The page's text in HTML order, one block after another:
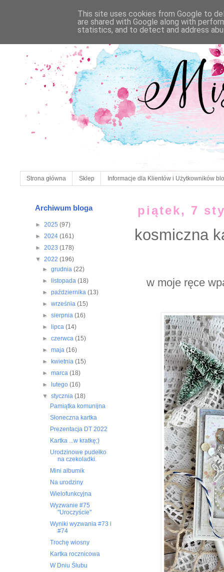
Strona główna Sklep Informacje dla Klientów i Użytkowników
piątek, 7
kosmiczna
w moje ręce
Archiwum bloga
► 2025 (97)
► 2024 (161)
► 2023 (178)
▼ 2022 (196)
►grudnia(22)
►
listopada(18)
►października(13)
►września(15)
►sierpnia(16)
►
lipca(14)
►czerwca(15)
►maja(16)
►
kwietnia(15)
►marca(18)
►
lutego(16)
▼stycznia(18)
Pamiątka komunijna
Słoneczna kartka
Prezentacja DT 2022
Kartka ...w kratkę;)
Urodzinowe pudełko
na czekoladki.
Mini albumik
Na urodziny
Wielofunkcyjna
Wyzwanie #75
"Uroczyście"
Wyniki wyzwania #73 i
#74
Trochę wiosny
Kartka rocznicowa
W Dniu Ślubu
This site uses cookies from Google to
are shared with Google along with
statistics, and to detect and address